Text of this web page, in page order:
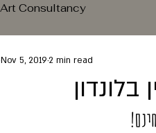
Art Consultancy
Nov 5, 2019 2 min read